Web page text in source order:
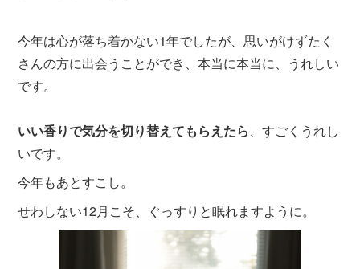
今年は心が落ち着かない1年でしたが、思いがけずたく
さんの方に出会うことができ、本当に本当に、うれしい
です。
いい香りで気分を切り替えてもらえたら、すごくうれし
いです。
今年もあとすこし。
せわしない12月こそ、ぐっすりと眠れますように。